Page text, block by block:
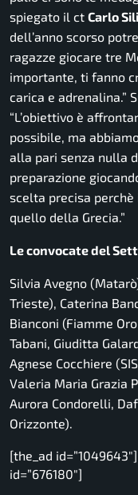
spiegato il ct Carlo
dell’anno scorso
ragazze giocare tre
importante, ti fanno
carica e adrenalina.”
“L’obiettivo è
possibile, ma
alla pari senza nulla
preparazione
scelta precisa
quello della Grecia.”
Le convocate del
Silvia Avegno
Trieste), Caterina
Bianconi (Fiamme
Tabani, Giuditta
Agnese Cocchiere
Valeria Maria Grazia
Aurora Condorelli,
Orizzonte).
[the_ad
id=”676180″]